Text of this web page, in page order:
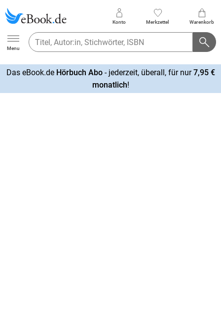
Ebook.de
Menu
Konto Merkzettel Warenkorb
Das eBook.de Hörbuch Abo- jederzeit, überall, für nur7,95 €
monatlich!